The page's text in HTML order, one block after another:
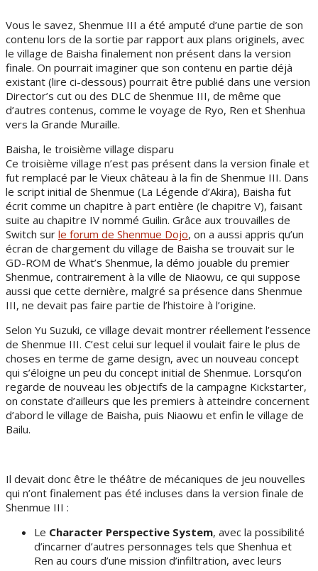
Vous le savez, Shenmue III a été amputé d’une partie de son
contenu lors de la sortie par rapport aux plans originels, avec
le village de Baisha finalement non présent dans la version
finale. On pourrait imaginer que son contenu en partie déjà
existant (lire ci-dessous) pourrait être publié dans une version
Director’s cut ou des DLC de Shenmue III, de même que
d’autres contenus, comme le voyage de Ryo, Ren et Shenhua
vers la Grande Muraille.
Baisha, le troisième village disparu
Ce troisième village n’est pas présent dans la version finale et
fut remplacé par le Vieux château à la fin de Shenmue III. Dans
le script initial de Shenmue (La Légende d’Akira), Baisha fut
écrit comme un chapitre à part entière (le chapitre V), faisant
suite au chapitre IV nommé Guilin. Grâce aux trouvailles de
Switch sur le forum de Shenmue Dojo, on a aussi appris qu’un
écran de chargement du village de Baisha se trouvait sur le
GD-ROM de What’s Shenmue, la démo jouable du premier
Shenmue, contrairement à la ville de Niaowu, ce qui suppose
aussi que cette dernière, malgré sa présence dans Shenmue
III, ne devait pas faire partie de l’histoire à l’origine.
Selon Yu Suzuki, ce village devait montrer réellement l’essence
de Shenmue III. C’est celui sur lequel il voulait faire le plus de
choses en terme de game design, avec un nouveau concept
qui s’éloigne un peu du concept initial de Shenmue. Lorsqu’on
regarde de nouveau les objectifs de la campagne Kickstarter,
on constate d’ailleurs que les premiers à atteindre concernent
d’abord le village de Baisha, puis Niaowu et enfin le village de
Bailu.
Il devait donc être le théâtre de mécaniques de jeu nouvelles
qui n’ont finalement pas été incluses dans la version finale de
Shenmue III :
Le Character Perspective System, avec la possibilité
d’incarner d’autres personnages tels que Shenhua et
Ren au cours d’une mission d’infiltration, avec leurs